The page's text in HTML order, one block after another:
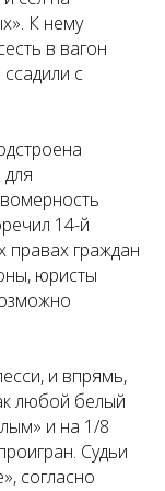
К нему
в вагон
с
14-й
граждан
юристы
и впрямь,
любой белый
и на 1/8
Судьи
, согласно